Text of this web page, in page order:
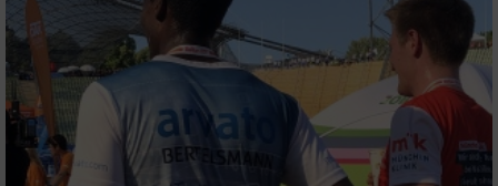
IAB-Verarbeitungszwecke:
Speichern von oder Zugriff auf Informationen
auf einem Endgerät
Verwendung reduzierter Daten zur Auswahl
von Werbeanzeigen